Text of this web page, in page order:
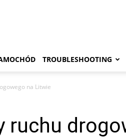
TROUBLESHOOTING
na Litwie
ruchu